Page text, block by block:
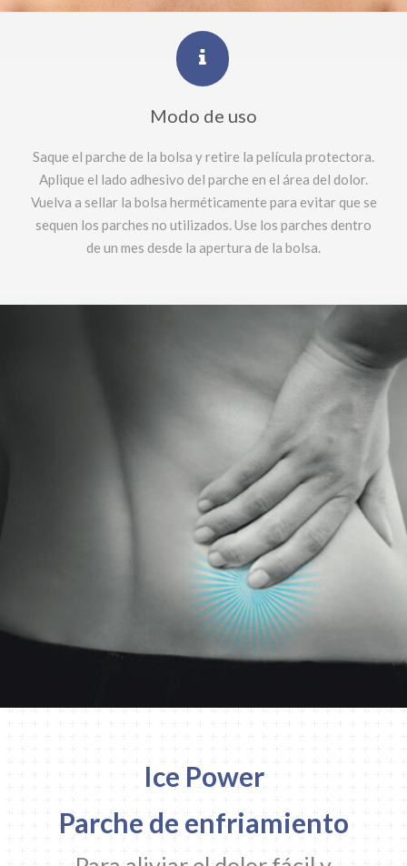
Modo de uso
Saque el parche de la bolsa y retire la película protectora.
Aplique el lado adhesivo del parche en el área del dolor.
Vuelva a sellar la bolsa herméticamente para evitar que se
sequen los parches no utilizados. Use los parches dentro
de un mes desde la apertura de la bolsa.
Ice Power
Parche de enfriamiento